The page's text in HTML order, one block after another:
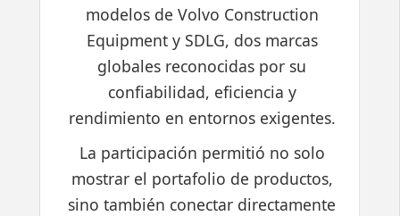
modelos de Volvo Construction
Equipment y SDLG, dos marcas
globales reconocidas por su
confiabilidad, eficiencia y
rendimiento en entornos exigentes.
La participación permitió no solo
mostrar el portafolio de productos,
sino también conectar directamente